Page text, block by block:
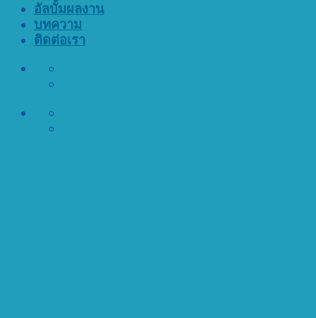
อัลบั้มผลงาน
บทความ
ติดต่อเรา